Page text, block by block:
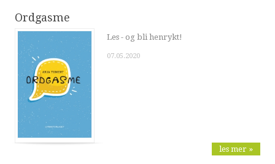
Ordgasme
Les - og bli henrykt!
07.05.2020
les mer »